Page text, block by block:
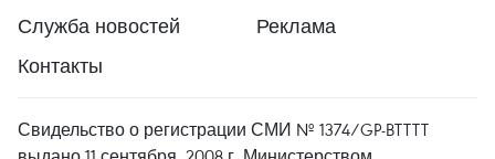
Служба новостей
Реклама
Контакты
Свидельство о регистрации СМИ № 1374/GP-BTTTT